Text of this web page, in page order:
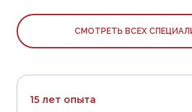
СМОТРЕТЬ ВСЕХ
15 лет опыта